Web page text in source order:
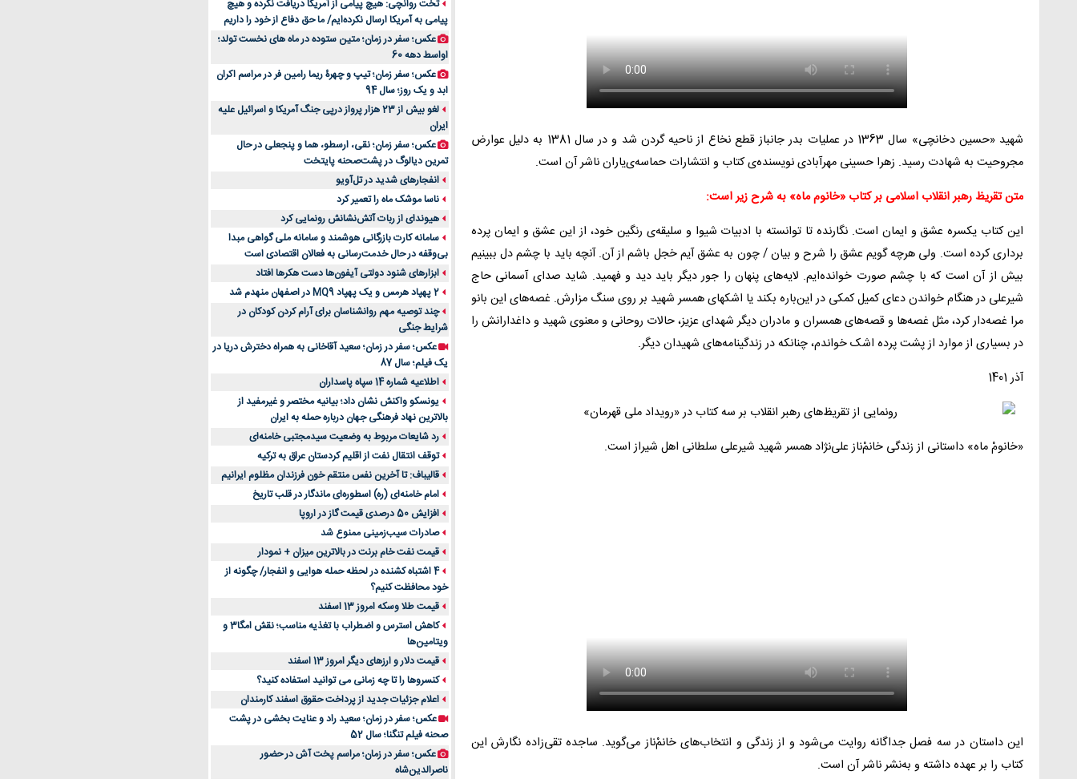
شهید «حسین دخانچی» سال 1363 در عملیات بدر جانباز قطع نخاع از ناحیه گردن شد و در سال 1381 به دلیل عوارض
مجروحیت به شهادت رسید. زهرا حسینی مهرآبادی نویسنده‌ی کتاب و انتشارات حماسه‌ی‌یاران ناشر آن است.
متن تقریظ رهبر انقلاب اسلامی بر کتاب «خانوم ماه» به شرح زیر است:
این کتاب یکسره عشق و ایمان است. نگارنده تا توانسته با ادبیات شیوا و سلیقه‌ی رنگین خود، از این عشق و ایمان پرده
برداری کرده است. ولی هرچه گویم عشق را شرح و بیان / چون به عشق آیم خجل باشم از آن. آنچه باید با چشم دل ببینیم
بیش از آن است که با چشم صورت خوانده‌ایم. لایه‌های پنهان را جور دیگر باید دید و فهمید. شاید صدای آسمانی حاج
شیرعلی در هنگام خواندن دعای کمیل کمکی در این‌باره بکند یا اشکهای همسر شهید بر روی سنگ مزارش. غصه‌های این بانو
مرا غصه‌دار کرد، مثل غصه‌ها و قصه‌های همسران و مادران دیگر شهدای عزیز، حالات روحانی و معنوی شهید و داغدارانش را
در بسیاری از موارد از پشت پرده اشک خواندم، چنانکه در زندگینامه‌های شهیدان دیگر.
آذر 1401
«خانومْ ماه» داستانی از زندگی خانمْ‌ناز علی‌نژاد همسر شهید شیرعلی سلطانی اهل شیراز است.
این داستان در سه فصل جداگانه روایت می‌شود و از زندگی و انتخاب‌های خانمْ‌ناز می‌گوید. ساجده تقی‌زاده نگارش این
کتاب را بر عهده داشته و به‌نشر ناشر آن است.
راهنمای جامع بهترین کفش ورزشی برای دویدن و استفاده
روزمره | بررسی ۱۲ مدل برتر
تخت روانچی: هیچ پیامی از آمریکا دریافت نکرده و هیچ
پیامی به آمریکا ارسال نکرده‌ایم/ ما حق دفاع از خود را داریم
عکس؛ سفر در زمان؛ متین ستوده در ماه های نخست تولد؛
اواسط دهه 60
عکس؛ سفر زمان؛ تیپ و چهرۀ ریما رامین فر در مراسم اکران
ابد و یک روز؛ سال 94
لغو بیش از 23 هزار پرواز درپی جنگ آمریکا و اسرائیل علیه
ایران
عکس؛ سفر زمان؛ نقی، ارسطو، هما و پنجعلی در حال
تمرین دیالوگ در پشت‌صحنه پایتخت
انفجارهای شدید در تل‌آویو
ناسا موشک ماه را تعمیر کرد
هیوندای از ربات آتش‌نشانش رونمایی کرد
سامانه کارت بازرگانی هوشمند و سامانه ملی گواهی مبدا
بی‌وقفه در حال خدمت‌رسانی به فعالان اقتصادی است
ابزارهای شنود دولتی آیفون‌ها دست هکرها افتاد
2 پهپاد هرمس و یک پهپاد MQ9 در اصفهان منهدم شد
چند توصیه مهم روانشناسان برای آرام کردن کودکان در
شرایط جنگی
عکس؛ سفر در زمان؛ سعید آقاخانی به همراه دخترش دریا در
یک فیلم؛ سال 87
اطلاعیه شماره 14 سپاه پاسداران
یونسکو واکنش نشان داد؛ بیانیه مختصر و غیرمفید از
بالاترین نهاد فرهنگی جهان درباره حمله به ایران
رد شایعات مربوط به وضعیت سیدمجتبی خامنه‌ای
توقف انتقال نفت از اقلیم کردستان عراق به ترکیه
قالیباف: تا آخرین نفس منتقم خون فرزندان مظلوم ایرانیم
امام خامنه‌ای (ره) اسطوره‌ای ماندگار در قلب تاریخ
افزایش 50 درصدی قیمت گاز در اروپا
صادرات سیب‌زمینی ممنوع شد
قیمت نفت خام برنت در بالاترین میزان + نمودار
4 اشتباه کشنده در لحظه حمله هوایی و انفجار/ چگونه از
خود محافظت کنیم؟
قیمت طلا وسکه امروز 13 اسفند
کاهش استرس و اضطراب با تغذیه مناسب؛ نقش امگا3 و
ویتامین‌ها
قیمت دلار و ارزهای دیگر امروز 13 اسفند
کنسروها را تا چه زمانی می توانید استفاده کنید؟
اعلام جزئیات جدید از پرداخت حقوق اسفند کارمندان
عکس؛ سفر در زمان؛ سعید راد و عنایت بخشی در پشت
صحنه فیلم تنگنا؛ سال 52
عکس؛ سفر در زمان؛ مراسم پخت آش در حضور
ناصرالدین‌شاه